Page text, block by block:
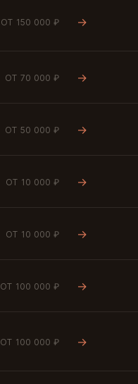
ОТ 150 000 ₽ →
ОТ 70 000 ₽ →
ОТ 50 000 ₽ →
ОТ 10 000 ₽ →
ОТ 10 000 ₽ →
ОТ 100 000 ₽ →
ОТ 100 000 ₽ →